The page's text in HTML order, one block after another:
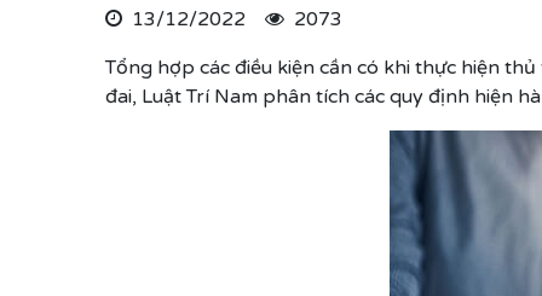
13/12/2022
2073
Tổng hợp các điều kiện cần có khi thực hiện
đai, Luật Trí Nam phân tích các quy định hiện